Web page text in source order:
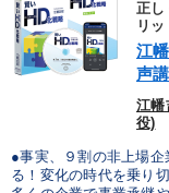
正し
リ
江
声
江幡
役)
●事実、９割の非上場
る！変化の時代を乗り